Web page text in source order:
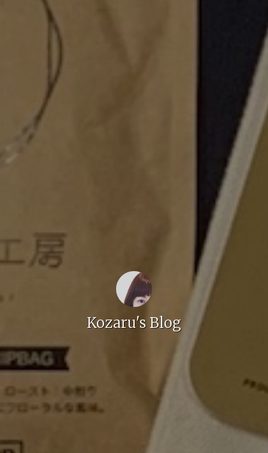
Kozaru's Blog